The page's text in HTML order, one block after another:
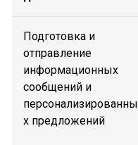
Подготовка и
отправление
информационных
сообщений и
персонализированны
х предложений